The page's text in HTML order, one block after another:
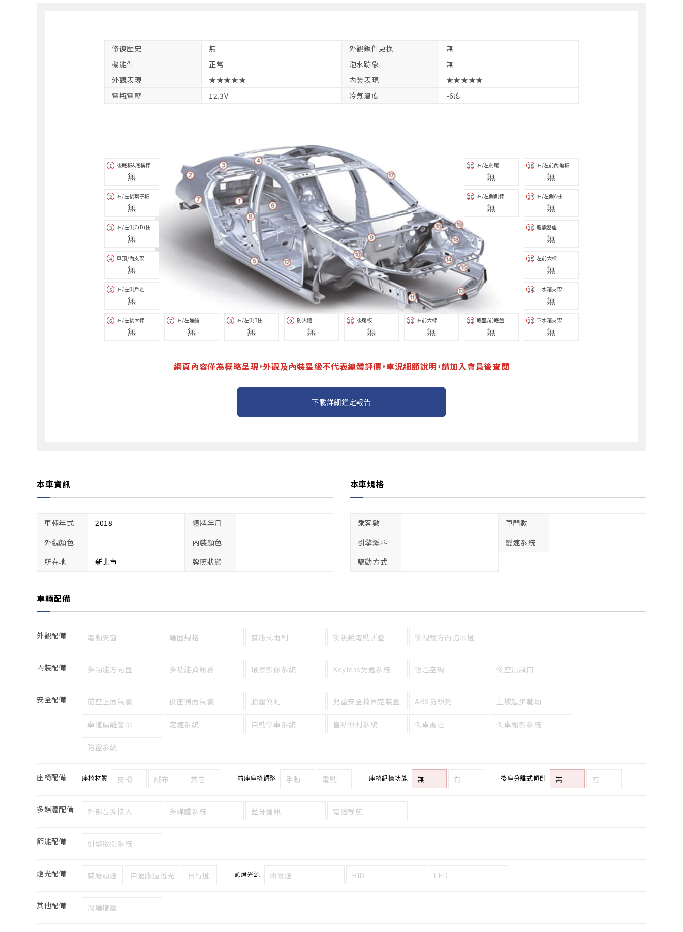
修復歴史 無 外觀鈑件更換
無
機能件
正常 泡水跡象
無
外觀表現
★★★★★ 内装表現
★★★★★
電瓶電壓
12.3V 冷氣溫度 -6度
1 後底板&底橫樑
無
2 右/左後葉子板
無
3 右/左側C(D)柱
無
4 車頂/內支架
無
5 右/左側戶定
無
6 右/左後大樑
無
7 右/左輪艙
無
8 右/左側B柱
無
9 防火牆
無
10 後尾板
無
11 右前大樑
無
12 底盤/前底盤
無
13 下水箱支架
無
14 上水箱支架
無
15 左前大樑
無
16 避震器座
無
17 右/左側A柱
無
18 右/左前內龜板
無
19 右/左劍尾
無
20 右/左側側樑
無
網頁內容僅為概略呈現，外觀及內裝星級不代表總體評價，車況細節說明，請加入會員後查閱
下載詳細鑑定報告
本車資訊
車輛年式 2018
領牌年月
外觀顏色
內裝顏色
所在地
新北市 牌照狀態
本車規格
乘客數
車門數
引擎燃料
變速系統
驅動方式
車輛配備
外觀配備 電動天窗 輪圈規格 感應式雨刷 後視鏡電動折疊 後視鏡方向指示燈
內裝配備 多功能方向盤 多功能資訊幕 環景影像系統 Keyless免匙系統 恆溫空調 後座出風口
安全配備 前座正面氣囊 後座側面氣囊 胎壓偵測 兒童安全椅固定裝置 ABS防鎖死 上坡起步輔助
車道偏離警示 定速系統 自動停車系統 盲點偵測系統 倒車雷達 倒車顯影系統
防盜系統
座椅配備 座椅材質 皮椅 絨布 其它 前座座椅調整 手動 電動 座椅記憶功能 無 有 後座分離式傾倒 無 有
多媒體配備 外部音源接入 多媒體系統 藍牙通訊 電腦導航
節能配備 引擎啟閉系統
燈光配備 感應頭燈 自適應遠近光 日行燈 頭燈光源 鹵素燈 HID LED
其他配備 渦輪增壓